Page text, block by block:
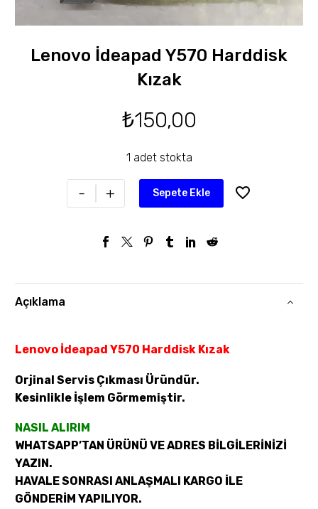
Lenovo İdeapad Y570 Harddisk
Kızak
₺150,00
1 adet stokta
- + Sepete Ekle
Açıklama
Lenovo İdeapad Y570 Harddisk Kızak
Orjinal Servis Çıkması Üründür.
Kesinlikle İşlem Görmemiştir.
NASIL ALIRIM
WHATSAPP’TAN ÜRÜNÜ VE ADRES BİLGİLERİNİZİ
YAZIN.
HAVALE SONRASI ANLAŞMALI KARGO İLE
GÖNDERİM YAPILIYOR.